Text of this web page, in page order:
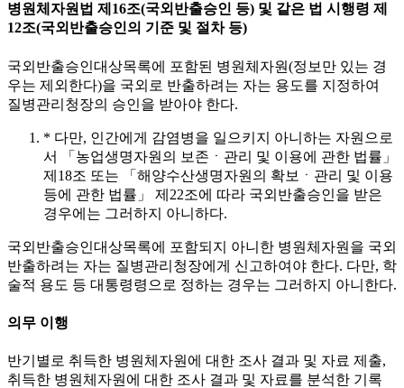
병원체자원법 제16조(국외반출승인 등) 및 같은 법 시행령 제
12조(국외반출승인의 기준 및 절차 등)
국외반출승인대상목록에 포함된 병원체자원(정보만 있는 경
우는 제외한다)을 국외로 반출하려는 자는 용도를 지정하여
질병관리청장의 승인을 받아야 한다.
* 다만, 인간에게 감염병을 일으키지 아니하는 자원으로
서 「농업생명자원의 보존ㆍ관리 및 이용에 관한 법률」
제18조 또는 「해양수산생명자원의 확보ㆍ관리 및 이용
등에 관한 법률」 제22조에 따라 국외반출승인을 받은
경우에는 그러하지 아니하다.
국외반출승인대상목록에 포함되지 아니한 병원체자원을 국외
반출하려는 자는 질병관리청장에게 신고하여야 한다. 다만, 학
술적 용도 등 대통령령으로 정하는 경우는 그러하지 아니한다.
의무 이행
반기별로 취득한 병원체자원에 대한 조사 결과 및 자료 제출,
취득한 병원체자원에 대한 조사 결과 및 자료를 분석한 기록